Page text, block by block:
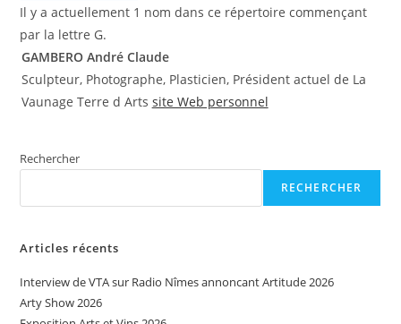
Il y a actuellement 1 nom dans ce répertoire commençant
par la lettre G.
GAMBERO André Claude
Sculpteur, Photographe, Plasticien, Président actuel de La
Vaunage Terre d Arts site Web personnel
Rechercher
RECHERCHER
Articles récents
Interview de VTA sur Radio Nîmes annoncant Artitude 2026
Arty Show 2026